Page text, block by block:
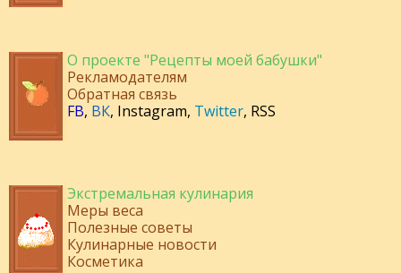
О проекте "Рецепты моей бабушки"
Рекламодателям
Обратная связь
FB, ВК, Instagram, Twitter, RSS
Экстремальная кулинария
Меры веса
Полезные советы
Кулинарные новости
Косметика